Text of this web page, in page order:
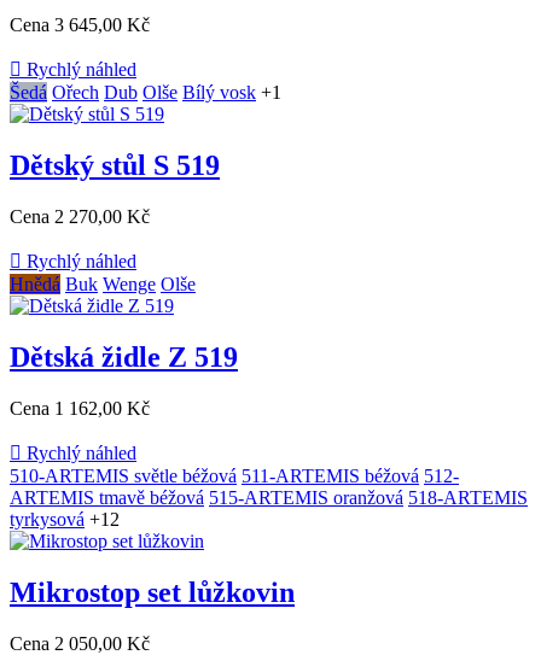
Cena 3 645,00 Kč
 Rychlý náhled
Šedá Ořech Dub Olše Bílý vosk +1
Dětský stůl S 519
Cena 2 270,00 Kč
 Rychlý náhled
Hnědá Buk Wenge Olše
Dětská židle Z 519
Cena 1 162,00 Kč
 Rychlý náhled
510-ARTEMIS světle béžová 511-ARTEMIS béžová 512-
ARTEMIS tmavě béžová 515-ARTEMIS oranžová 518-ARTEMIS
tyrkysová +12
Mikrostop set lůžkovin
Cena 2 050,00 Kč